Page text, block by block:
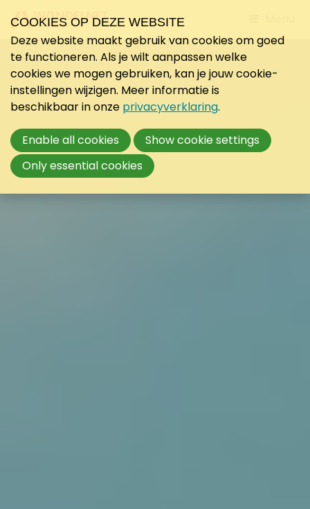
to
COOKIES OP DEZE WEBSITE
Deze website maakt gebruik van cookies om goed
te functioneren. Als je wilt aanpassen welke
cookies we mogen gebruiken, kan je jouw cookie-
instellingen wijzigen. Meer informatie is
beschikbaar in onze privacyverklaring.
Enable all cookies
Show cookie settings
Only essential cookies